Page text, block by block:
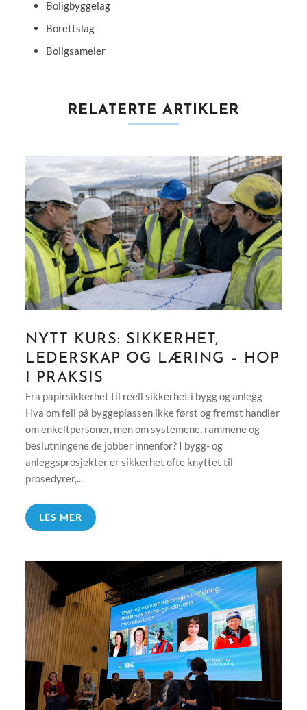
Boligbyggelag
Borettslag
Boligsameier
RELATERTE ARTIKLER
NYTT KURS: SIKKERHET,
LEDERSKAP OG LÆRING – HOP
I PRAKSIS
Fra papirsikkerhet til reell sikkerhet i bygg og anlegg
Hva om feil på byggeplassen ikke først og fremst handler
om enkeltpersoner, men om systemene, rammene og
beslutningene de jobber innenfor? I bygg- og
anleggsprosjekter er sikkerhet ofte knyttet til
prosedyrer,...
LES MER